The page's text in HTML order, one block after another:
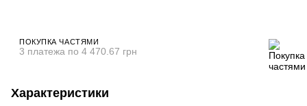
ПОКУПКА ЧАСТЯМИ
3 платежа по 4 470.67 грн
Характеристики